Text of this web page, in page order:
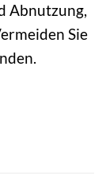
Abnutzung,
Sie